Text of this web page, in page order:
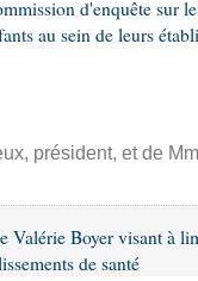
d'enquête sur
au sein de leurs
président, et de
Valérie Boyer visant à
de santé